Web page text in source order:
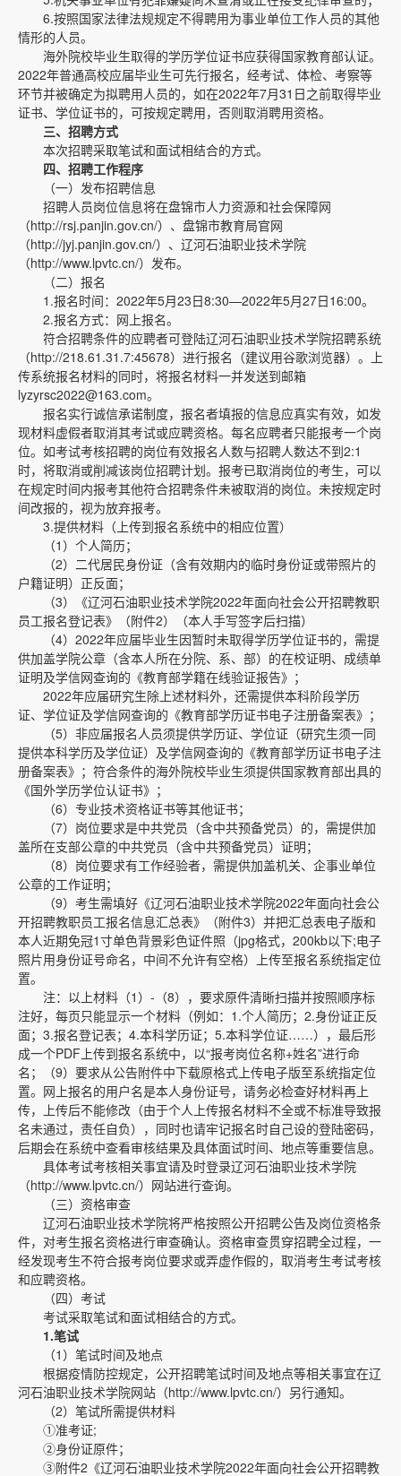
6.按照国家法律法规规定不得聘用为事业单位工作人员的其他
情形的人员。
海外院校毕业生取得的学历学位证书应获得国家教育部认证。
2022年普通高校应届毕业生可先行报名，经考试、体检、考察等
环节并被确定为拟聘用人员的，如在2022年7月31日之前取得毕业
证书、学位证书的，可按规定聘用，否则取消聘用资格。
三、招聘方式
本次招聘采取笔试和面试相结合的方式。
四、招聘工作程序
（一）发布招聘信息
招聘人员岗位信息将在盘锦市人力资源和社会保障网
（http://rsj.panjin.gov.cn/）、盘锦市教育局官网
（http://jyj.panjin.gov.cn/）、辽河石油职业技术学院
（http://www.lpvtc.cn/）发布。
（二）报名
1.报名时间：2022年5月23日8:30—2022年5月27日16:00。
2.报名方式：网上报名。
符合招聘条件的应聘者可登陆辽河石油职业技术学院招聘系统
（http://218.61.31.7:45678）进行报名（建议用谷歌浏览器）。上
传系统报名材料的同时，将报名材料一并发送到邮箱
lyzyrsc2022@163.com。
报名实行诚信承诺制度，报名者填报的信息应真实有效，如发
现材料虚假者取消其考试或应聘资格。每名应聘者只能报考一个岗
位。如考试考核招聘的岗位有效报名人数与招聘人数达不到2:1
时，将取消或削减该岗位招聘计划。报考已取消岗位的考生，可以
在规定时间内报考其他符合招聘条件未被取消的岗位。未按规定时
间改报的，视为放弃报考。
3.提供材料（上传到报名系统中的相应位置）
（1）个人简历；
（2）二代居民身份证（含有效期内的临时身份证或带照片的
户籍证明）正反面；
（3）《辽河石油职业技术学院2022年面向社会公开招聘教职
员工报名登记表》（附件2）（本人手写签字后扫描）
（4）2022年应届毕业生因暂时未取得学历学位证书的，需提
供加盖学院公章（含本人所在分院、系、部）的在校证明、成绩单
证明及学信网查询的《教育部学籍在线验证报告》；
2022年应届研究生除上述材料外，还需提供本科阶段学历
证、学位证及学信网查询的《教育部学历证书电子注册备案表》；
（5）非应届报名人员须提供学历证、学位证（研究生须一同
提供本科学历及学位证）及学信网查询的《教育部学历证书电子注
册备案表》；符合条件的海外院校毕业生须提供国家教育部出具的
《国外学历学位认证书》；
（6）专业技术资格证书等其他证书；
（7）岗位要求是中共党员（含中共预备党员）的，需提供加
盖所在支部公章的中共党员（含中共预备党员）证明；
（8）岗位要求有工作经验者，需提供加盖机关、企事业单位
公章的工作证明；
（9）考生需填好《辽河石油职业技术学院2022年面向社会公
开招聘教职员工报名信息汇总表》（附件3）并把汇总表电子版和
本人近期免冠1寸单色背景彩色证件照（jpg格式，200kb以下;电子
照片用身份证号命名，中间不允许有空格）上传至报名系统指定位
置。
注：以上材料（1）-（8），要求原件清晰扫描并按照顺序标
注好，每页只能显示一个材料（例如：1.个人简历；2.身份证正反
面；3.报名登记表；4.本科学历证；5.本科学位证……），最后形
成一个PDF上传到报名系统中，以“报考岗位名称+姓名”进行命
名；（9）要求从公告附件中下载原格式上传电子版至系统指定位
置。网上报名的用户名是本人身份证号，请务必检查好材料再上
传，上传后不能修改（由于个人上传报名材料不全或不标准导致报
名未通过，责任自负），同时也请牢记报名时自己设的登陆密码，
后期会在系统中查看审核结果及具体面试时间、地点等重要信息。
具体考试考核相关事宜请及时登录辽河石油职业技术学院
（http://www.lpvtc.cn/）网站进行查询。
（三）资格审查
辽河石油职业技术学院将严格按照公开招聘公告及岗位资格条
件，对考生报名资格进行审查确认。资格审查贯穿招聘全过程，一
经发现考生不符合报考岗位要求或弄虚作假的，取消考生考试考核
和应聘资格。
（四）考试
考试采取笔试和面试相结合的方式。
1.笔试
（1）笔试时间及地点
根据疫情防控规定，公开招聘笔试时间及地点等相关事宜在辽
河石油职业技术学院网站（http://www.lpvtc.cn/）另行通知。
（2）笔试所需提供材料
①准考证;
②身份证原件；
③附件2《辽河石油职业技术学院2022年面向社会公开招聘教